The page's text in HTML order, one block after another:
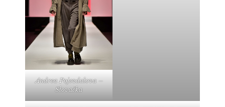
Andrea Pojezdalova –
Slovačka